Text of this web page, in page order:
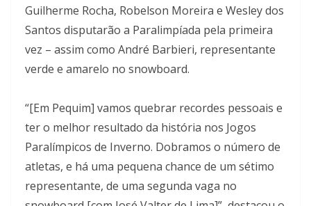
Guilherme Rocha, Robelson Moreira e Wesley dos
Santos disputarão a Paralimpíada pela primeira
vez – assim como André Barbieri, representante
verde e amarelo no snowboard.
“[Em Pequim] vamos quebrar recordes pessoais e
ter o melhor resultado da história nos Jogos
Paralímpicos de Inverno. Dobramos o número de
atletas, e há uma pequena chance de um sétimo
representante, de uma segunda vaga no